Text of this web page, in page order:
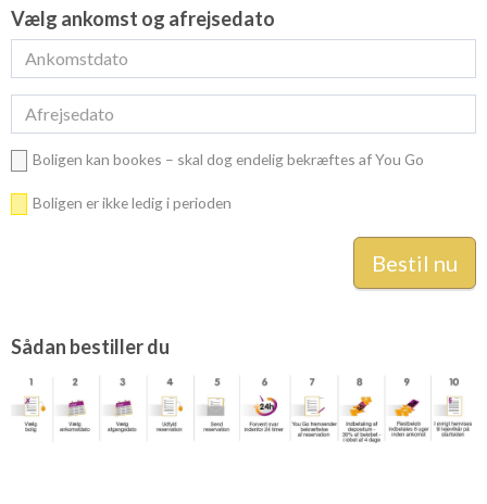
Vælg ankomst og afrejsedato
Boligen kan bookes – skal dog endelig bekræftes af You Go
Boligen er ikke ledig i perioden
Sådan bestiller du